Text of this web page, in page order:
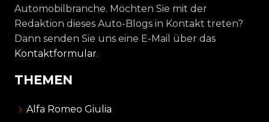
Automobilbranche. Möchten Sie mit der
Redaktion dieses Auto-Blogs in Kontakt treten?
Dann senden Sie uns eine E-Mail über das
Kontaktformular.
THEMEN
Alfa Romeo Giulia